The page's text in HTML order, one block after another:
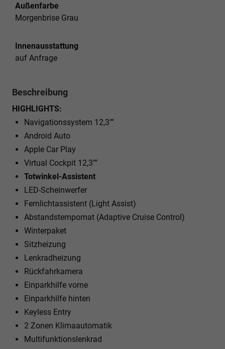
Außenfarbe
Morgenbrise Grau
Innenausstattung
auf Anfrage
Beschreibung
HIGHLIGHTS:
Navigationssystem 12,3""
Android Auto
Apple Car Play
Virtual Cockpit 12,3""
Totwinkel-Assistent
LED-Scheinwerfer
Fernlichtassistent (Light Assist)
Abstandstempomat (Adaptive Cruise Control)
Winterpaket
Sitzheizung
Lenkradheizung
Rückfahrkamera
Einparkhilfe vorne
Einparkhilfe hinten
Keyless Entry
2 Zonen Klimaautomatik
Multifunktionslenkrad